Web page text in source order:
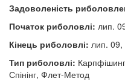
Задоволеність
Початок риболовлі: лип.
Кінець риболовлі: лип. 09,
Тип риболовлі:
Спінінг, Флет-Метод